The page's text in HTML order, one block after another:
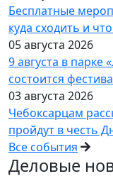
Бесплатные
куда сходить и
05 августа 2026
9 августа в парке
состоится
03 августа 2026
Чебоксарцам
пройдут в честь
Все события
Деловые